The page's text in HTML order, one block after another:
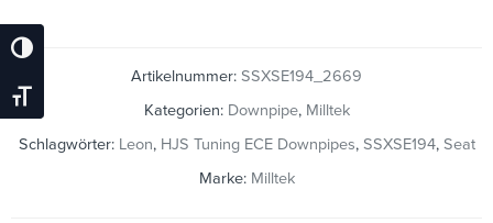
Umschalten Auf Hohe Kontraste
Schrift Vergrößern
Artikelnummer: SSXSE194_2669
Kategorien: Downpipe, Milltek
Schlagwörter: Leon, HJS Tuning ECE Downpipes, SSXSE194, Seat
Marke: Milltek